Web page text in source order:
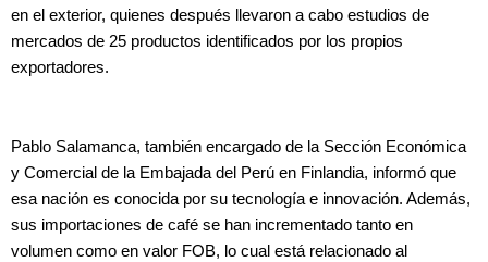
en el exterior, quienes después llevaron a cabo estudios de
mercados de 25 productos identificados por los propios
exportadores.
Pablo Salamanca, también encargado de la Sección Económica
y Comercial de la Embajada del Perú en Finlandia, informó que
esa nación es conocida por su tecnología e innovación. Además,
sus importaciones de café se han incrementado tanto en
volumen como en valor FOB, lo cual está relacionado al